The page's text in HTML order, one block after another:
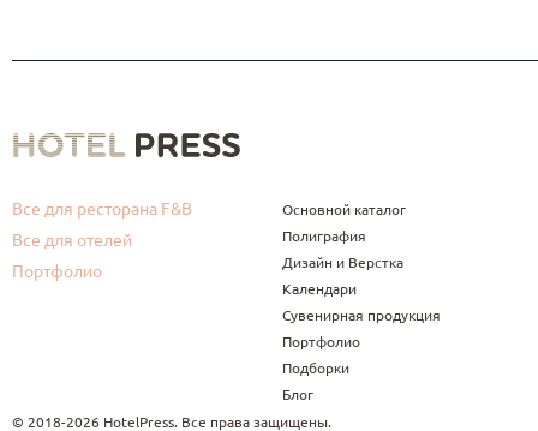
Все для ресторана F&B
Все для отелей
Портфолио
Основной каталог
Полиграфия
Дизайн и Верстка
Календари
Сувенирная продукция
Портфолио
Подборки
Блог
© 2018-2026 HotelPress. Все права защищены.